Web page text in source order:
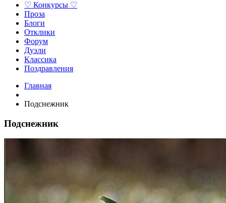
♡ Конкурсы ♡
Проза
Блоги
Отклики
Форум
Дуэли
Классика
Поздравления
Главная
Подснежник
Подснежник